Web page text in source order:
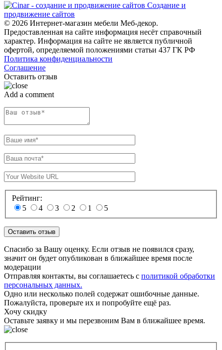
Создание и
продвижение сайтов
© 2026 Интернет-магазин мебели Меб-декор.
Предоставленная на сайте информация несёт справочный
характер. Информация на сайте не является публичной
офертой, определяемой положениями статьи 437 ГК РФ
Политика конфиденциальности
Соглашение
Оставить отзыв
Add a comment
Рейтинг:
5
4 3 2 1 5
Спасибо за Вашу оценку. Если отзыв не появился сразу,
значит он будет опубликован в ближайшее время после
модерации
Отправляя контакты, вы соглашаетесь с политикой обработки
персональных данных.
Одно или несколько полей содержат ошибочные данные.
Пожалуйста, проверьте их и попробуйте ещё раз.
Хочу скидку
Оставьте заявку и мы перезвоним Вам в ближайшее время.